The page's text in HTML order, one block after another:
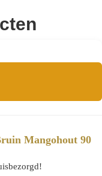
Mangohout 90